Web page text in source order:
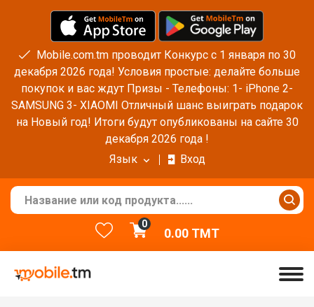
Mobile.com.tm проводит Конкурс с 1 января по 30
декабря 2026 года! Условия простые: делайте больше
покупок и вас ждут Призы - Телефоны: 1- iPhone 2-
SAMSUNG 3- XIAOMI Отличный шанс выиграть подарок
на Новый год! Итоги будут опубликованы на сайте 30
декабря 2026 года !
Язык
Вход
0
0.00TMT